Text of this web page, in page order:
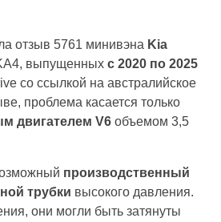
отзыв 5761 минивэна Kia
выпущенных с 2020 по 2025
со ссылкой на австралийское
проблема касается только
двигателем V6 объемом 3,5
производственный
трубки высокого давления.
они могли быть затянуты